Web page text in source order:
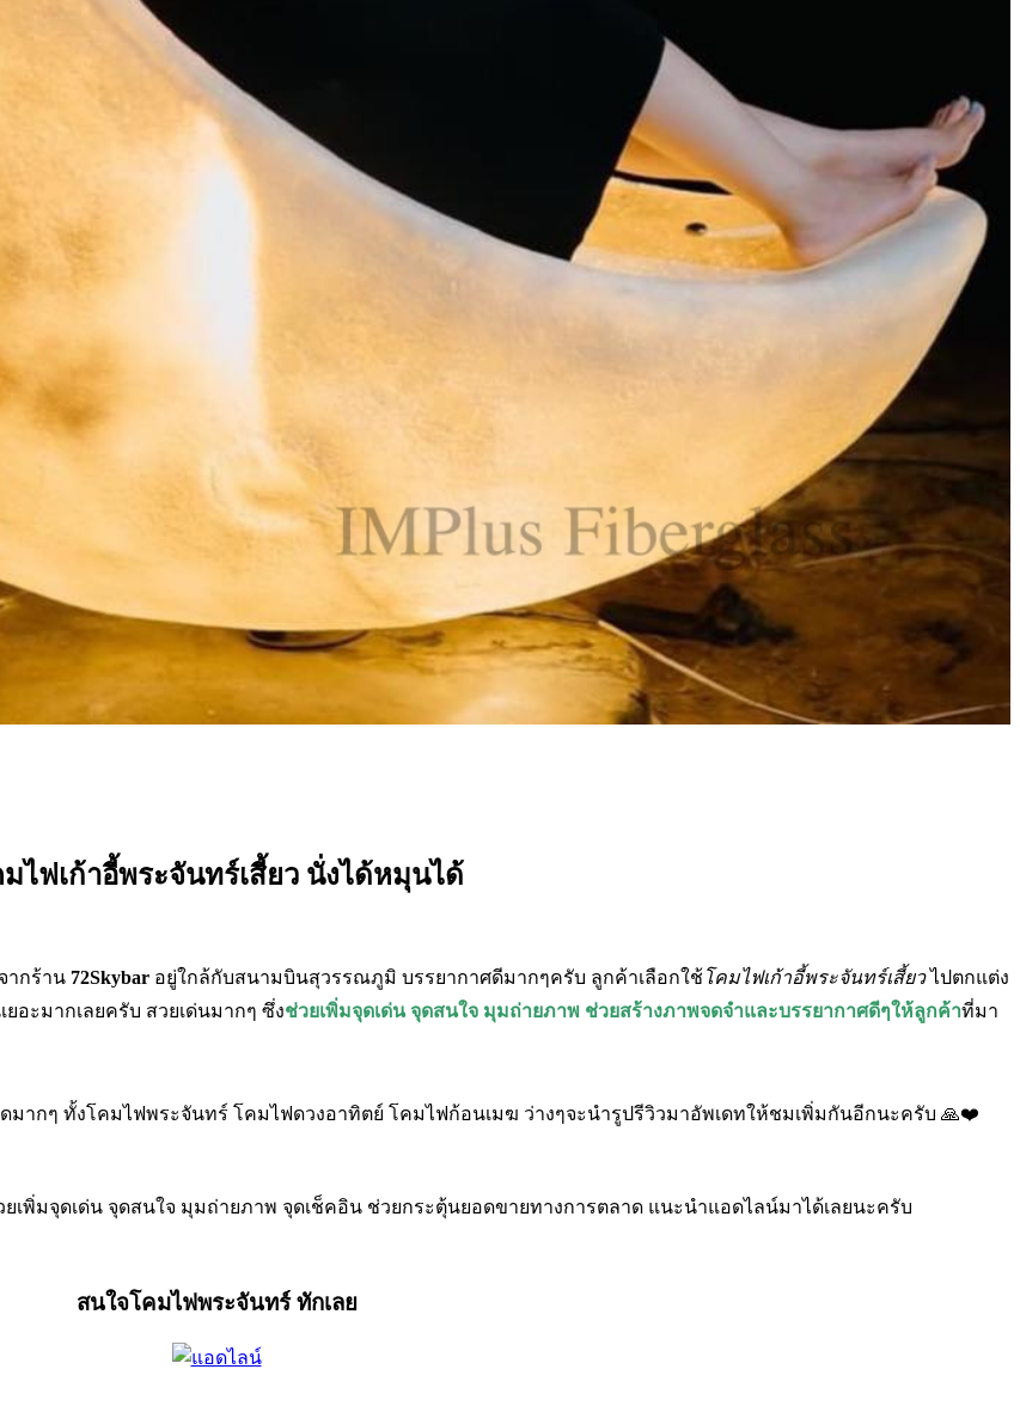
มไฟเก้าอี้พระจันทร์เสี้ยว นั่งได้หมุนได้
ากร้าน 72Skybar อยู่ใกล้กับสนามบินสุวรรณภูมิ บรรยากาศดีมากๆครับ ลูกค้าเลือกใช้ โคมไฟเก้าอี้พระจันทร์เสี้ยวไปตกแต่ง
อะมากเลยครับ สวยเด่นมากๆ ซึ่งช่วยเพิ่มจุดเด่น จุดสนใจ มุมถ่ายภาพ ช่วยสร้างภาพจดจำและบรรยากาศดีๆให้ลูกค้าที่มา
มากๆ ทั้งโคมไฟพระจันทร์ โคมไฟดวงอาทิตย์ โคมไฟก้อนเมฆ ว่างๆจะนำรูปรีวิวมาอัพเดทให้ชมเพิ่มกันอีกนะครับ 🙏❤️
เพิ่มจุดเด่น จุดสนใจ มุมถ่ายภาพ จุดเช็คอิน ช่วยกระตุ้นยอดขายทางการตลาด แนะนำแอดไลน์มาได้เลยนะครับ
สนใจโคมไฟพระจันทร์ ทักเลย